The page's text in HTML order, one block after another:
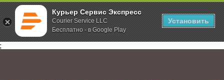
Курьер Сервис Экспресс
Courier Service LLC
Бесплатно - в Google Play
Установить
;
Главная О компании Новости Открытие офиса КСЭ в г.